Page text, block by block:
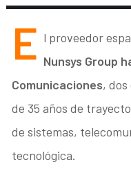
E l proveedor
Nunsys Group
Comunicaciones,
de 35 años de
de sistemas,
tecnológica.